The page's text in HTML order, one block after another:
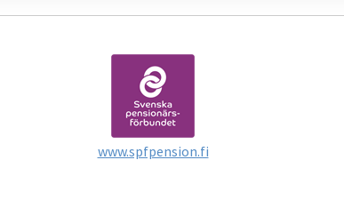
www.spfpension.fi